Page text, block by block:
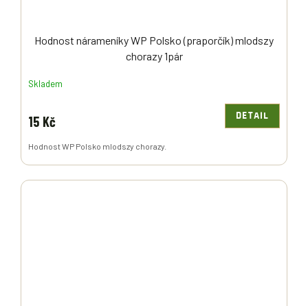
Hodnost nárameníky WP Polsko (praporčík) mlodszy
chorazy 1pár
Skladem
15 Kč DETAIL
Hodnost WP Polsko mlodszy chorazy.